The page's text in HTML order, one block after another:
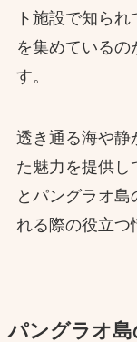
ト施設で知ら
を集めている
す。
透き通る海や静
た魅力を提供し
とパングラオ
れる際の役立つ
パングラオ島